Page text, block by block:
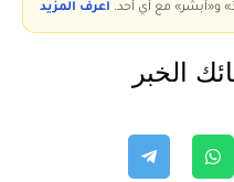
و«أبشر» مع أي أحد. اعرف المزيد
الخبر